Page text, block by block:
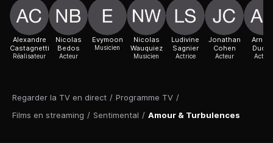
Regarder la TV en direct / Programme TV /
Films en streaming / Sentimental / Amour & Turbulences
Alexandre
Castagnetti
Réalisateur
Nicolas
Bedos
Acteur
Evymoon
Musicien
Nicolas
Wauquiez
Musicien
Ludivine
Sagnier
Actrice
Jonathan
Cohen
Acteur Acteur